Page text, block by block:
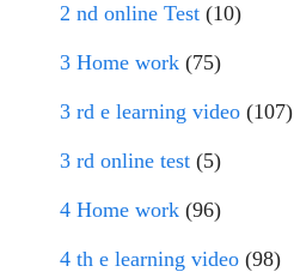
2 nd online Test (10)
3 Home work (75)
3 rd e learning video (107)
3 rd online test (5)
4 Home work (96)
4 th e learning video (98)